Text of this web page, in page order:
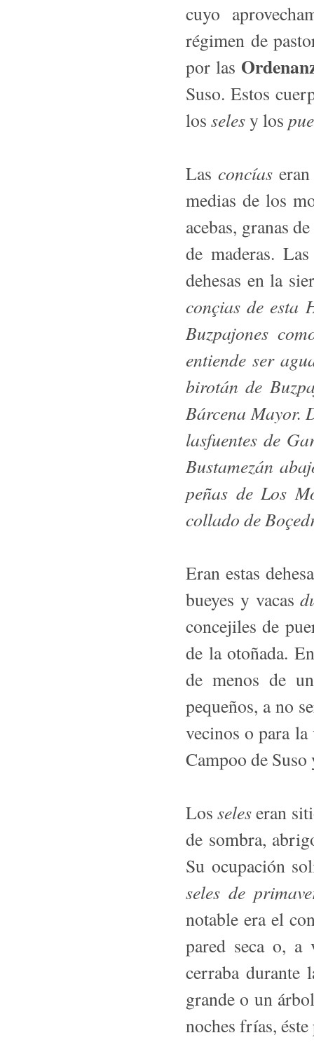
cuyo
régimen de
por las
Suso. Estos
los selesy los
Las concías
medias de los
acebas, granas
de maderas.
dehesas en la
conçias de esta
Buzpajones
entiende ser
birotán de
Bárcena Mayor.
lasfuentes de
Bustamezán
peñas de Los
collado de
Eran estas
bueyes y vacas
concejiles de
de la otoñada.
de menos de
pequeños, a no
vecinos o para
Campoo de
Losseleseran
de sombra,
Su ocupación
seles de
notable era el
pared seca o, a
cerraba durante
grande o un
noches frías,